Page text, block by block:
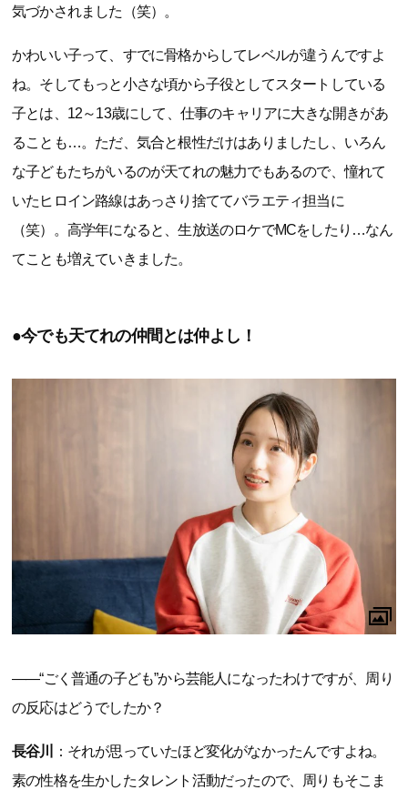
気づかされました（笑）。
かわいい子って、すでに骨格からしてレベルが違うんですよ
ね。そしてもっと小さな頃から子役としてスタートしている
子とは、12～13歳にして、仕事のキャリアに大きな開きがあ
ることも…。ただ、気合と根性だけはありましたし、いろん
な子どもたちがいるのが天てれの魅力でもあるので、憧れて
いたヒロイン路線はあっさり捨ててバラエティ担当に
（笑）。高学年になると、生放送のロケでMCをしたり…なん
てことも増えていきました。
●今でも天てれの仲間とは仲よし！
――“ごく普通の子ども”から芸能人になったわけですが、周り
の反応はどうでしたか？
長谷川
：それが思っていたほど変化がなかったんですよね。
素の性格を生かしたタレント活動だったので、周りもそこま